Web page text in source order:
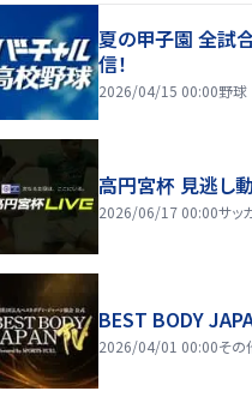
夏の甲子園 全試
信！
2026/04/15 00:00野球
高円宮杯 見逃し
2026/06/17 00:00サッ
BEST BODY
2026/04/01 00:00その